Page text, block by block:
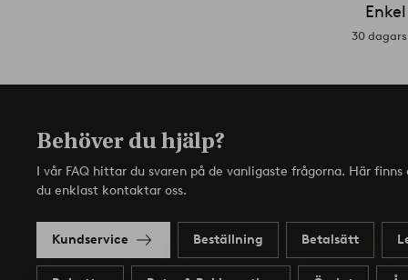
30
Behöver du hjälp?
I vår FAQ hittar du svaren på de vanligaste frågorna. Här
du enklast kontaktar oss.
Kundservice Beställning Betalsätt